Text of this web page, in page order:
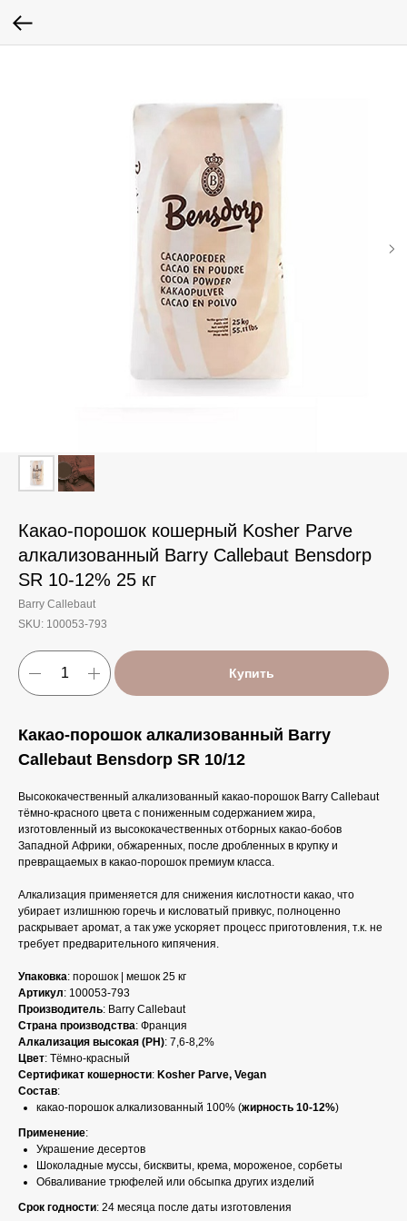
Какао-порошок кошерный Kosher Parve
алкализованный Barry Callebaut Bensdorp
SR 10-12% 25 кг
Barry Callebaut
SKU: 100053-793
Купить
Какао-порошок алкализованный Barry
Callebaut Bensdorp SR 10/12
Высококачественный алкализованный какао-порошок Barry Callebaut
тёмно-красного цвета с пониженным содержанием жира,
изготовленный из высококачественных отборных какао-бобов
Западной Африки, обжаренных, после дробленных в крупку и
превращаемых в какао-порошок премиум класса.
Алкализация применяется для снижения кислотности какао, что
убирает излишнюю горечь и кисловатый привкус, полноценно
раскрывает аромат, а так уже ускоряет процесс приготовления, т.к. не
требует предварительного кипячения.
Упаковка: порошок | мешок 25 кг
Артикул: 100053-793
Производитель: Barry Callebaut
Страна производства: Франция
Алкализация высокая (PH): 7,6-8,2%
Цвет: Тёмно-красный
Сертификат кошерности: Kosher Parve, Vegan
Состав:
какао-порошок алкализованный 100% (жирность 10-12%)
Применение:
Украшение десертов
Шоколадные муссы, бисквиты, крема, мороженое, сорбеты
Обваливание трюфелей или обсыпка других изделий
Срок годности: 24 месяца после даты изготовления